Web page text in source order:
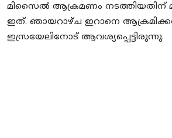
മിസൈല്‍ ആക്രമണം നടത്തിയതിന്
ഇത്. ഞായറാഴ്ച ഇറാനെ
ഇസ്രയേലിനോട് ആവശ്യപ്പെട്ടിരുന്നു.